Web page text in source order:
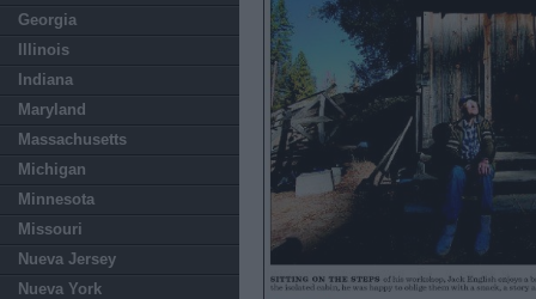
Georgia
Illinois
Indiana
Maryland
Massachusetts
Michigan
Minnesota
Missouri
Nueva Jersey
Nueva York